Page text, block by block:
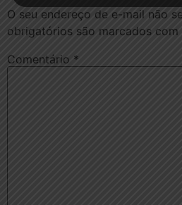
O seu endereço de e-mail não
obrigatórios são marcados com
Comentário *